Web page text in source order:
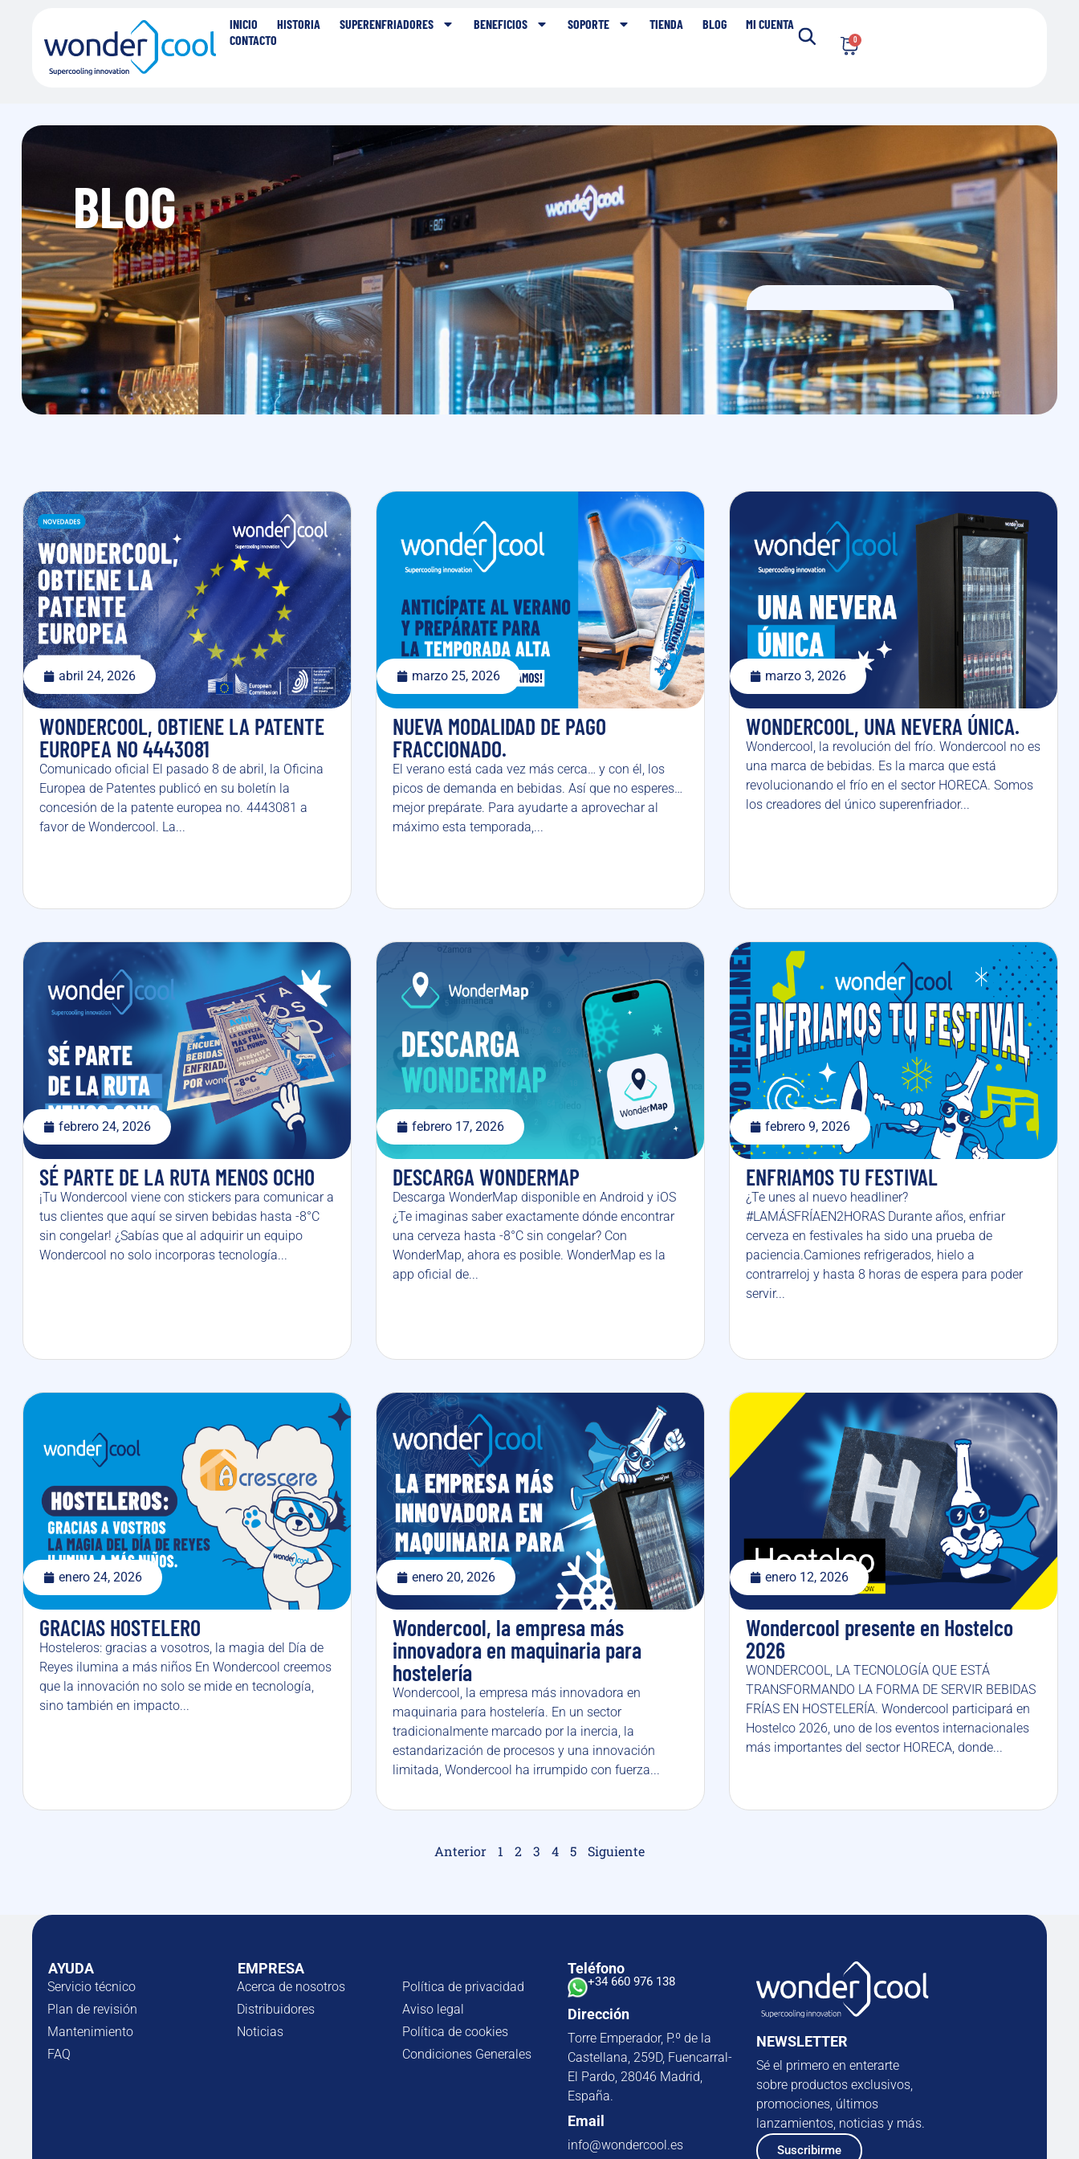
INICIO HISTORIA SUPERENFRIADORES BENEFICIOS SOPORTE TIENDA BLOG
MI CUENTA
CONTACTO
0
BLOG
abril 24, 2026
WONDERCOOL, OBTIENE LA PATENTE
EUROPEA NO 4443081
Comunicado oficial El pasado 8 de abril, la Oficina
Europea de Patentes publicó en su boletín la
concesión de la patente europea no. 4443081 a
favor de Wondercool. La...
marzo 25, 2026
NUEVA MODALIDAD DE PAGO
FRACCIONADO.
El verano está cada vez más cerca… y con él, los
picos de demanda en bebidas. Así que no esperes…
mejor prepárate. Para ayudarte a aprovechar al
máximo esta temporada,...
marzo 3, 2026
WONDERCOOL, UNA NEVERA ÚNICA.
Wondercool, la revolución del frío. Wondercool no es
una marca de bebidas. Es la marca que está
revolucionando el frío en el sector HORECA. Somos
los creadores del único superenfriador...
febrero 24, 2026
SÉ PARTE DE LA RUTA MENOS OCHO
¡Tu Wondercool viene con stickers para comunicar a
tus clientes que aquí se sirven bebidas hasta -8°C
sin congelar! ¿Sabías que al adquirir un equipo
Wondercool no solo incorporas tecnología...
febrero 17, 2026
DESCARGA WONDERMAP
Descarga WonderMap disponible en Android y iOS
¿Te imaginas saber exactamente dónde encontrar
una cerveza hasta -8°C sin congelar? Con
WonderMap, ahora es posible. WonderMap es la
app oficial de...
febrero 9, 2026
ENFRIAMOS TU FESTIVAL
¿Te unes al nuevo headliner?
#LAMÁSFRÍAEN2HORAS Durante años, enfriar
cerveza en festivales ha sido una prueba de
paciencia.Camiones refrigerados, hielo a
contrarreloj y hasta 8 horas de espera para poder
servir...
enero 24, 2026
GRACIAS HOSTELERO
Hosteleros: gracias a vosotros, la magia del Día de
Reyes ilumina a más niños En Wondercool creemos
que la innovación no solo se mide en tecnología,
sino también en impacto...
enero 20, 2026
Wondercool, la empresa más
innovadora en maquinaria para
hostelería
Wondercool, la empresa más innovadora en
maquinaria para hostelería. En un sector
tradicionalmente marcado por la inercia, la
estandarización de procesos y una innovación
limitada, Wondercool ha irrumpido con fuerza...
enero 12, 2026
Wondercool presente en Hostelco
2026
WONDERCOOL, LA TECNOLOGÍA QUE ESTÁ
TRANSFORMANDO LA FORMA DE SERVIR BEBIDAS
FRÍAS EN HOSTELERÍA. Wondercool participará en
Hostelco 2026, uno de los eventos internacionales
más importantes del sector HORECA, donde...
Anterior 1 2 3 4 5 Siguiente
AYUDA
Servicio técnico
Plan de revisión
Mantenimiento
FAQ
EMPRESA
Acerca de nosotros
Distribuidores
Noticias
Política de privacidad
Aviso legal
Política de cookies
Condiciones Generales
Teléfono
+34 660 976 138
Dirección
Torre Emperador, P.º de la
Castellana, 259D, Fuencarral-
El Pardo, 28046 Madrid,
España.
Email
info@wondercool.es
NEWSLETTER
Sé el primero en enterarte
sobre productos exclusivos,
promociones, últimos
lanzamientos, noticias y más.
Suscribirme